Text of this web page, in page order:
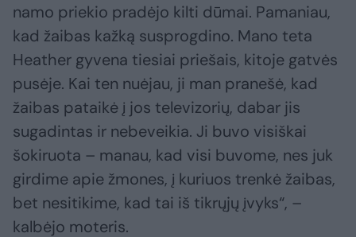
namo priekio pradėjo kilti dūmai. Pamaniau,
kad žaibas kažką susprogdino. Mano teta
Heather gyvena tiesiai priešais, kitoje gatvės
pusėje. Kai ten nuėjau, ji man pranešė, kad
žaibas pataikė į jos televizorių, dabar jis
sugadintas ir nebeveikia. Ji buvo visiškai
šokiruota – manau, kad visi buvome, nes juk
girdime apie žmones, į kuriuos trenkė žaibas,
bet nesitikime, kad tai iš tikrųjų įvyks“, –
kalbėjo moteris.